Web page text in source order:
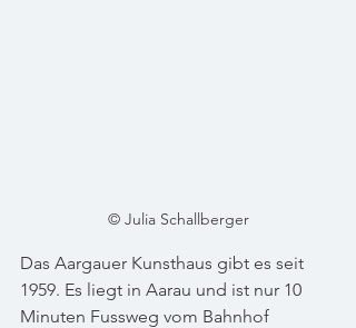
© Julia Schallberger
Das Aargauer Kunsthaus gibt es seit
1959. Es liegt in Aarau und ist nur 10
Minuten Fussweg vom Bahnhof